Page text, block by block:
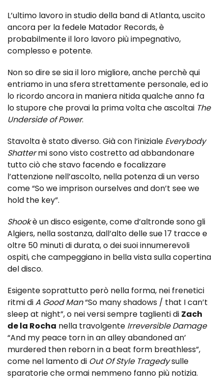
L’ultimo lavoro in studio della band di Atlanta, uscito
ancora per la fedele Matador Records, è
probabilmente il loro lavoro più impegnativo,
complesso e potente.
Non so dire se sia il loro migliore, anche perchè qui
entriamo in una sfera strettamente personale, ed io
lo ricordo ancora in maniera nitida qualche anno fa
lo stupore che provai la prima volta che ascoltai The
Underside of Power.
Stavolta è stato diverso. Già con l’iniziale Everybody
Shattermi sono visto costretto ad abbandonare
tutto ciò che stavo facendo e focalizzare
l’attenzione nell’ascolto, nella potenza di un verso
come “So we imprison ourselves and don’t see we
hold the key”.
Shookè un disco esigente, come d’altronde sono gli
Algiers, nella sostanza, dall’alto delle sue 17 tracce e
oltre 50 minuti di durata, o dei suoi innumerevoli
ospiti, che campeggiano in bella vista sulla copertina
del disco.
Esigente soprattutto però nella forma, nei frenetici
ritmi diA Good Man“So many shadows / that I can’t
sleep at night”, o nei versi sempre taglienti di Zach
de la Rocha nella travolgente Irreversible Damage
“And my peace torn in an alley abandoned an’
murdered then reborn in a beat form breathless”,
come nel lamento di Out Of Style Tragedysulle
sparatorie che ormai nemmeno fanno più notizia.